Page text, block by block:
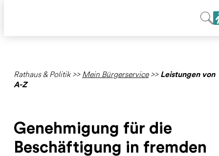
Rathaus & Politik>> Mein Bürgerservice>> Leistungen von
A-Z
Genehmigung für die
Beschäftigung in fremden